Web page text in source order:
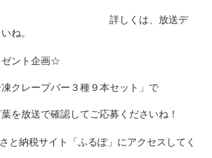
！
は、放送デ
ね。
ゼント企画☆
バー３種９本セット」で
。
確認してご応募くださいね！
と納税サイト「ふるぽ」にアクセスしてく